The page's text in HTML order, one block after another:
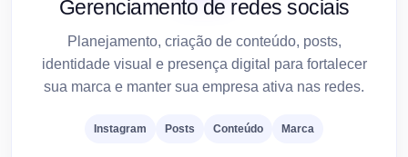
Gerenciamento de redes sociais
Planejamento, criação de conteúdo, posts,
identidade visual e presença digital para fortalecer
sua marca e manter sua empresa ativa nas redes.
Instagram Posts Conteúdo Marca